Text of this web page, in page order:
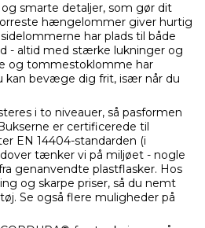
smarte detaljer, som gør dit
hængelommer giver hurtig
har plads til både
- altid med stærke lukninger og
og tommestoklomme har
kan bevæge dig frit, især når du
i to niveauer, så pasformen
er certificerede til
EN 14404-standarden (i
tænker vi på miljøet - nogle
genanvendte plastflasker. Hos
og skarpe priser, så du nemt
Se også flere muligheder på